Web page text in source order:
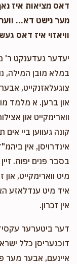
דאס מציאות איז
מער נישט דא...
וויאזוי איז דאס
יעדער געדענקט ר'
במלא מובן המילה,
צוגעלאזנקייט,
און ברען. א מלמד
ווארימקייט און
קונה געווען ביי
אינדרויסן, אין
בסבר פנים יפות.
מיט ווארימקייט, און
איד מיט ענדלאזע
אין זכרון.
דער ביטערער
דוכגעריסן כלל
איינעם, אבער מער